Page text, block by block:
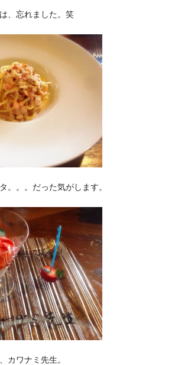
、忘れました。笑
。。。だった気がします。
カワナミ先生。